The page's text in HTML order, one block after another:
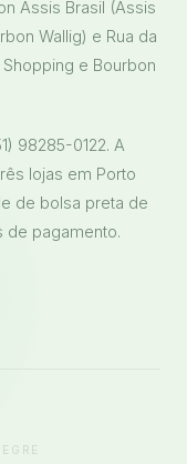
Assis Brasil (Assis
Wallig) e Rua da
e Bourbon
98285-0122. A
lojas em Porto
de bolsa preta de
de pagamento.